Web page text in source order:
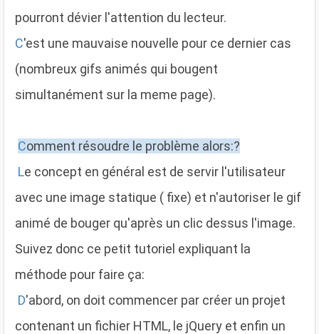
pourront dévier l'attention du lecteur.
C'est une mauvaise nouvelle pour ce dernier cas
(nombreux gifs animés qui bougent
simultanément sur la meme page).
Comment résoudre le problème alors:?
Le concept en général est de servir l'utilisateur
avec une image statique ( fixe) et n'autoriser le gif
animé de bouger qu'après un clic dessus l'image.
Suivez donc ce petit tutoriel expliquant la
méthode pour faire ça:
D'abord, on doit commencer par créer un projet
contenant un fichier HTML, le jQuery et enfin un